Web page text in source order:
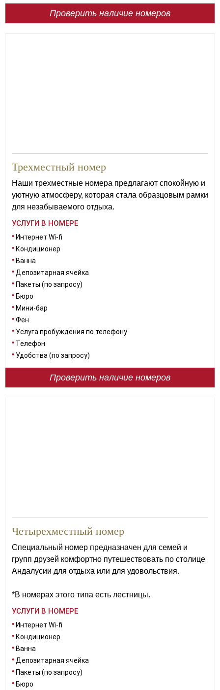
Проверить наличие номеров
Трехместный номер
Наши трехместные номера предлагают спокойную и
уютную атмосферу, которая стала образцовым рамки
для незабываемого отдыха.
УСЛУГИ В НОМЕРЕ
Интернет Wi-fi
Кондиционер
Ванна
Депозитарная ячейка
Пакеты (по запросу)
Бюро
Мини-бар
Фен
Услуга пробуждения по телефону
Телефон
Удобства (по запросу)
Проверить наличие номеров
Четырехместный номер
Специальный номер предназначен для семей и
групп друзей комфортно путешествовать по столице
Андалусии для отдыха или для удовольствия.
*В номерах этого типа есть лестницы.
УСЛУГИ В НОМЕРЕ
Интернет Wi-fi
Кондиционер
Ванна
Депозитарная ячейка
Пакеты (по запросу)
Бюро